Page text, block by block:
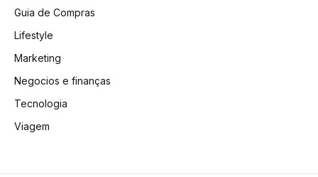
Guia de Compras
Lifestyle
Marketing
Negocios e finanças
Tecnologia
Viagem